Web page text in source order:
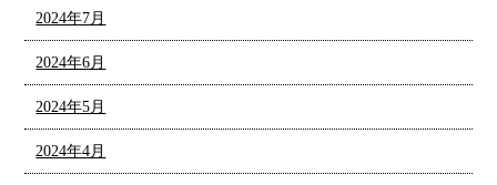
2024年7月
2024年6月
2024年5月
2024年4月